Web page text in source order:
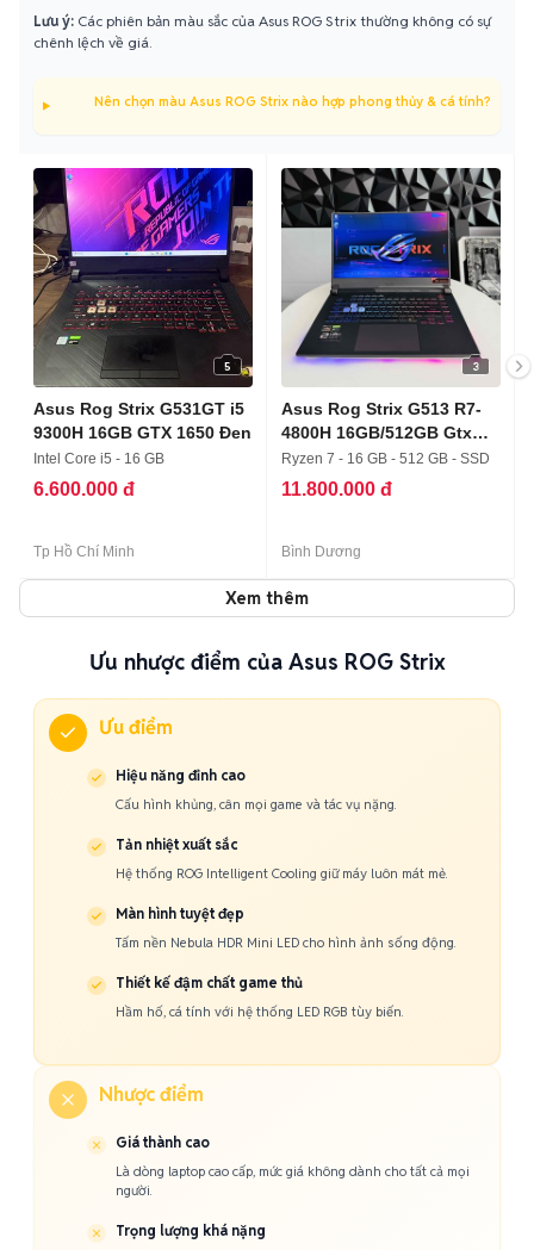
Lưu ý: Các phiên bản màu sắc của Asus ROG Strix thường không có sự
chênh lệch về giá.
Nên chọn màu Asus ROG Strix nào hợp phong thủy & cá tính?
5
Asus Rog Strix G531GT i5
9300H 16GB GTX 1650 Đen
Intel Core i5 - 16 GB
6.600.000 đ
Tp Hồ Chí Minh
3
Asus Rog Strix G513 R7-
4800H 16GB/512GB Gtx
1650
Ryzen 7 - 16 GB - 512 GB - SSD
11.800.000 đ
Bình Dương
Xem thêm
Ưu nhược điểm của Asus ROG Strix
Ưu điểm
Hiệu năng đỉnh cao
Cấu hình khủng, cân mọi game và tác vụ nặng.
Tản nhiệt xuất sắc
Hệ thống ROG Intelligent Cooling giữ máy luôn mát mẻ.
Màn hình tuyệt đẹp
Tấm nền Nebula HDR Mini LED cho hình ảnh sống động.
Thiết kế đậm chất game thủ
Hầm hố, cá tính với hệ thống LED RGB tùy biến.
Nhược điểm
Giá thành cao
Là dòng laptop cao cấp, mức giá không dành cho tất cả mọi
người.
Trọng lượng khá nặng